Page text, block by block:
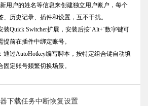
用户的姓名等信息来创建独立用户账户，每个
历史记录、插件和设置，互不干扰。
装Quick Switcher扩展，安装后按`Alt+`数字键可
前在插件中绑定账号。
通过AutoHotkey编写脚本，按特定组合键自动填
定账号频繁切换场景。
下载任务中断恢复设置